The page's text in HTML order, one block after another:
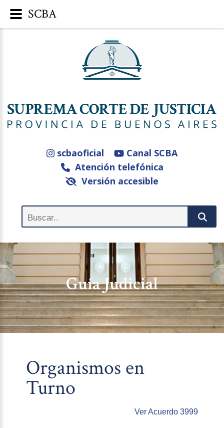
scbaoficial
Canal SCBA
Atención telefónica
Versión accesible
Guía Judicial
Organismos en
Turno
Ver Acuerdo 3999
SCBA